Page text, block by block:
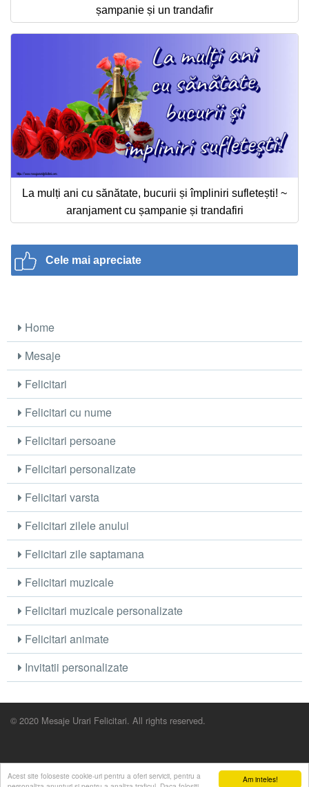
Am inteles!
Acest site foloseste cookie-uri pentru a oferi servicii, pentru a
șampanie și un trandafir
La mulți ani cu sănătate, bucurii și împliniri sufletești! ~
aranjament cu șampanie și trandafiri
Cele mai apreciate
Home
Mesaje
Felicitari
Felicitari cu nume
Felicitari persoane
Felicitari personalizate
Felicitari varsta
Felicitari zilele anului
Felicitari zile saptamana
Felicitari muzicale
Felicitari muzicale personalizate
Felicitari animate
Invitatii personalizate
© 2020 Mesaje Urari Felicitari. All rights reserved.